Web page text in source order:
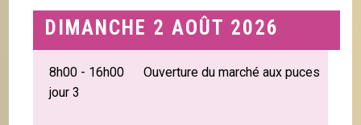
DIMANCHE 2 AOÛT 2026
8h00 - 16h00 Ouverture du marché aux puces
jour 3